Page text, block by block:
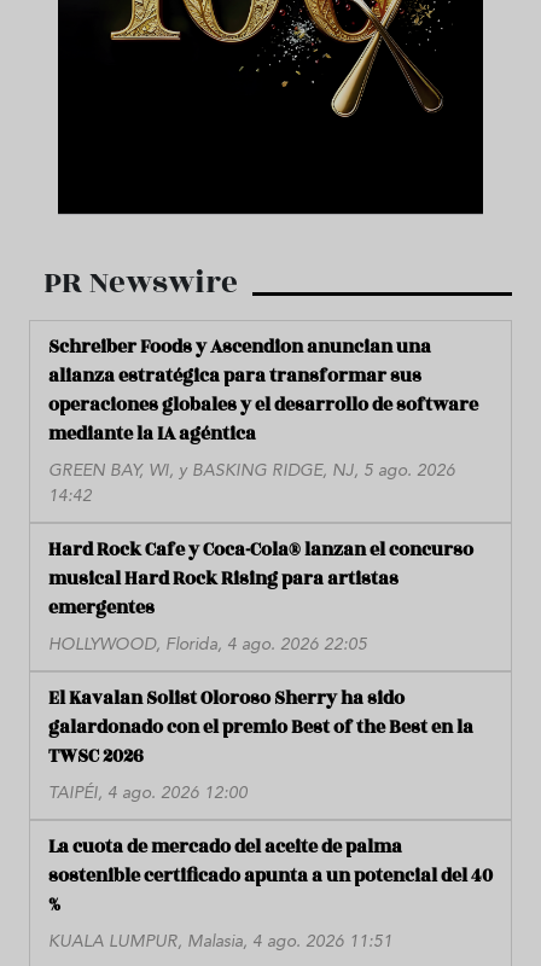
PR Newswire
Schreiber Foods y Ascendion anuncian una
alianza estratégica para transformar sus
operaciones globales y el desarrollo de software
mediante la IA agéntica
GREEN BAY, WI, y BASKING RIDGE, NJ, 5 ago. 2026
14:42
Hard Rock Cafe y Coca-Cola® lanzan el concurso
musical Hard Rock Rising para artistas
emergentes
HOLLYWOOD, Florida, 4 ago. 2026 22:05
El Kavalan Solist Oloroso Sherry ha sido
galardonado con el premio Best of the Best en la
TWSC 2026
TAIPÉI, 4 ago. 2026 12:00
La cuota de mercado del aceite de palma
sostenible certificado apunta a un potencial del 40
%
KUALA LUMPUR, Malasia, 4 ago. 2026 11:51